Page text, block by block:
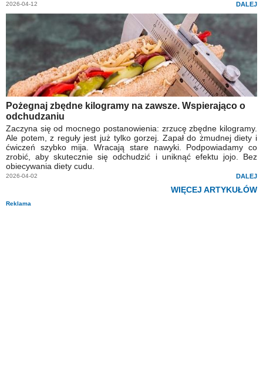
2026-04-12 DALEJ
Pożegnaj zbędne kilogramy na zawsze. Wspierająco o
odchudzaniu
Zaczyna się od mocnego postanowienia: zrzucę zbędne kilogramy.
Ale potem, z reguły jest już tylko gorzej. Zapał do żmudnej diety i
ćwiczeń szybko mija. Wracają stare nawyki. Podpowiadamy co
zrobić, aby skutecznie się odchudzić i uniknąć efektu jojo. Bez
obiecywania diety cudu.
2026-04-02 DALEJ
WIĘCEJ ARTYKUŁÓW
Reklama